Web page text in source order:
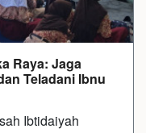
Raya: Jaga
Teladani Ibnu
Ibtidaiyah